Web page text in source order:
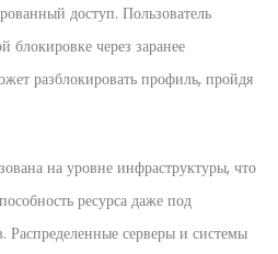
доступ. Пользователь
блокировке через заранее
разблокировать профиль, пройдя
на уровне инфраструктуры, что
ресурса даже под
серверы и системы